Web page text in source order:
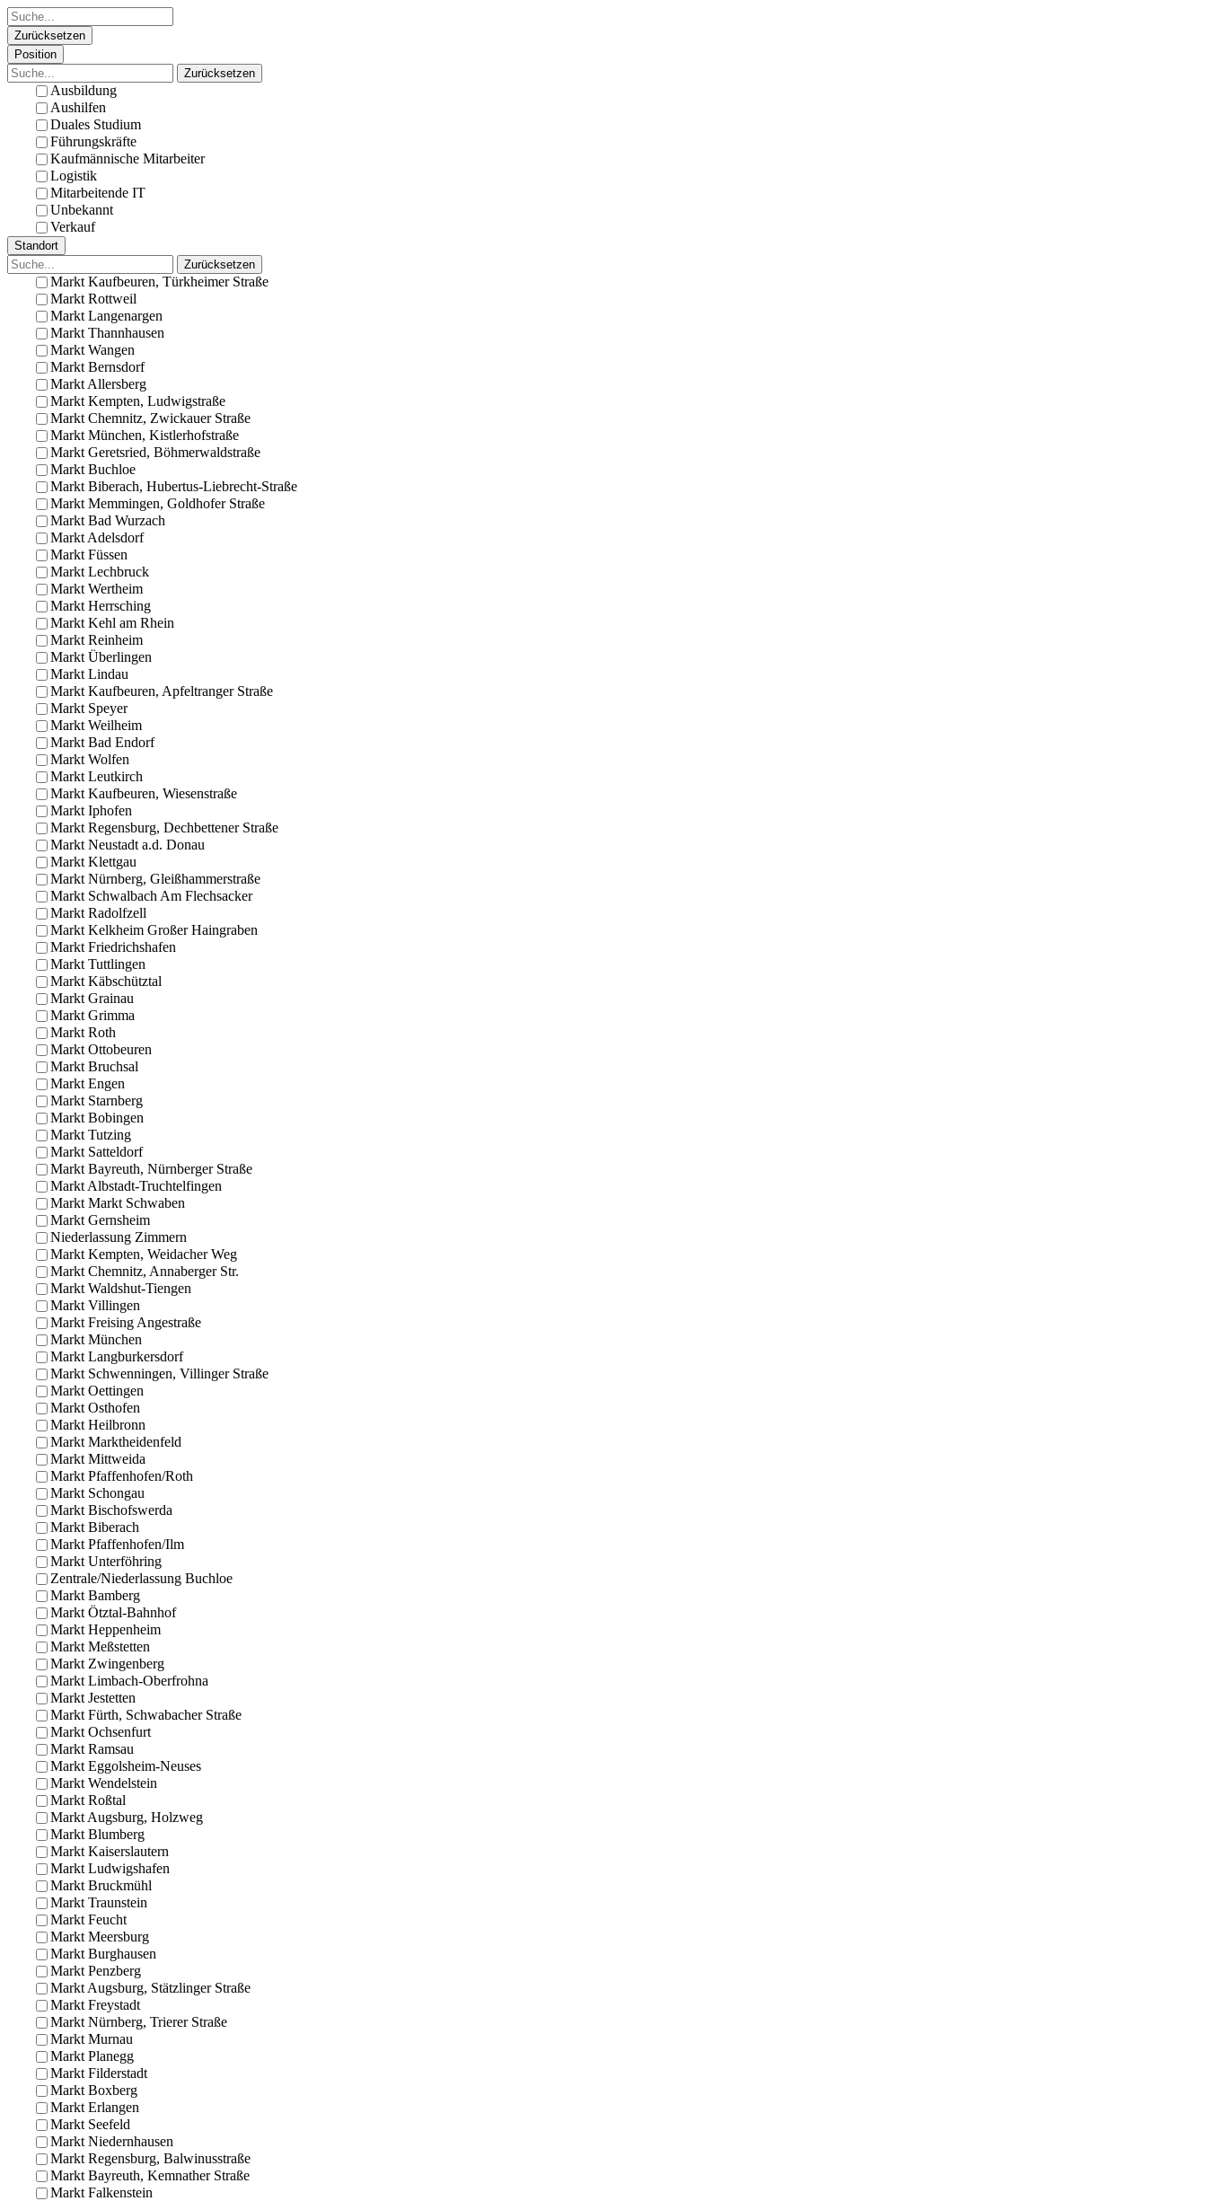
Zurücksetzen
Position
Zurücksetzen
Ausbildung
Aushilfen
Duales Studium
Führungskräfte
Kaufmännische Mitarbeiter
Logistik
Mitarbeitende IT
Unbekannt
Verkauf
Standort
Zurücksetzen
Markt Kaufbeuren, Türkheimer Straße
Markt Rottweil
Markt Langenargen
Markt Thannhausen
Markt Wangen
Markt Bernsdorf
Markt Allersberg
Markt Kempten, Ludwigstraße
Markt Chemnitz, Zwickauer Straße
Markt München, Kistlerhofstraße
Markt Geretsried, Böhmerwaldstraße
Markt Buchloe
Markt Biberach, Hubertus-Liebrecht-Straße
Markt Memmingen, Goldhofer Straße
Markt Bad Wurzach
Markt Adelsdorf
Markt Füssen
Markt Lechbruck
Markt Wertheim
Markt Herrsching
Markt Kehl am Rhein
Markt Reinheim
Markt Überlingen
Markt Lindau
Markt Kaufbeuren, Apfeltranger Straße
Markt Speyer
Markt Weilheim
Markt Bad Endorf
Markt Wolfen
Markt Leutkirch
Markt Kaufbeuren, Wiesenstraße
Markt Iphofen
Markt Regensburg, Dechbettener Straße
Markt Neustadt a.d. Donau
Markt Klettgau
Markt Nürnberg, Gleißhammerstraße
Markt Schwalbach Am Flechsacker
Markt Radolfzell
Markt Kelkheim Großer Haingraben
Markt Friedrichshafen
Markt Tuttlingen
Markt Käbschütztal
Markt Grainau
Markt Grimma
Markt Roth
Markt Ottobeuren
Markt Bruchsal
Markt Engen
Markt Starnberg
Markt Bobingen
Markt Tutzing
Markt Satteldorf
Markt Bayreuth, Nürnberger Straße
Markt Albstadt-Truchtelfingen
Markt Markt Schwaben
Markt Gernsheim
Niederlassung Zimmern
Markt Kempten, Weidacher Weg
Markt Chemnitz, Annaberger Str.
Markt Waldshut-Tiengen
Markt Villingen
Markt Freising Angestraße
Markt München
Markt Langburkersdorf
Markt Schwenningen, Villinger Straße
Markt Oettingen
Markt Osthofen
Markt Heilbronn
Markt Marktheidenfeld
Markt Mittweida
Markt Pfaffenhofen/Roth
Markt Schongau
Markt Bischofswerda
Markt Biberach
Markt Pfaffenhofen/Ilm
Markt Unterföhring
Zentrale/Niederlassung Buchloe
Markt Bamberg
Markt Ötztal-Bahnhof
Markt Heppenheim
Markt Meßstetten
Markt Zwingenberg
Markt Limbach-Oberfrohna
Markt Jestetten
Markt Fürth, Schwabacher Straße
Markt Ochsenfurt
Markt Ramsau
Markt Eggolsheim-Neuses
Markt Wendelstein
Markt Roßtal
Markt Augsburg, Holzweg
Markt Blumberg
Markt Kaiserslautern
Markt Ludwigshafen
Markt Bruckmühl
Markt Traunstein
Markt Feucht
Markt Meersburg
Markt Burghausen
Markt Penzberg
Markt Augsburg, Stätzlinger Straße
Markt Freystadt
Markt Nürnberg, Trierer Straße
Markt Murnau
Markt Planegg
Markt Filderstadt
Markt Boxberg
Markt Erlangen
Markt Seefeld
Markt Niedernhausen
Markt Regensburg, Balwinusstraße
Markt Bayreuth, Kemnather Straße
Markt Falkenstein